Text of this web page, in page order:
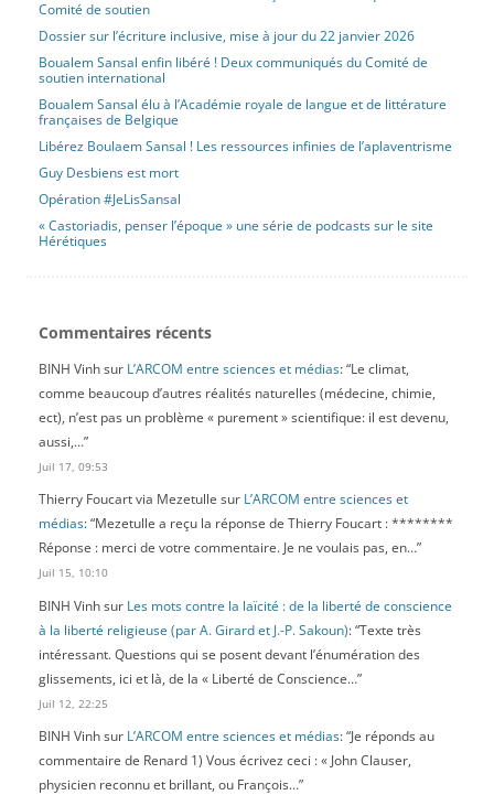
Comité de soutien
Dossier sur l’écriture inclusive, mise à jour du 22 janvier 2026
Boualem Sansal enfin libéré ! Deux communiqués du Comité de
soutien international
Boualem Sansal élu à l’Académie royale de langue et de littérature
françaises de Belgique
Libérez Boulaem Sansal ! Les ressources infinies de l’aplaventrisme
Guy Desbiens est mort
Opération #JeLisSansal
« Castoriadis, penser l’époque » une série de podcasts sur le site
Hérétiques
Commentaires récents
BINH Vinhsur L’ARCOM entre sciences et médias: “Le climat,
comme beaucoup d’autres réalités naturelles (médecine, chimie,
ect), n’est pas un problème « purement » scientifique: il est devenu,
aussi,…”
Juil 17, 09:53
Thierry Foucart via Mezetulle sur L’ARCOM entre sciences et
médias: “Mezetulle a reçu la réponse de Thierry Foucart : ********
Réponse : merci de votre commentaire. Je ne voulais pas, en…”
Juil 15, 10:10
BINH Vinhsur Les mots contre la laïcité : de la liberté de conscience
à la liberté religieuse (par A. Girard et J.-P. Sakoun): “Texte très
intéressant. Questions qui se posent devant l’énumération des
glissements, ici et là, de la « Liberté de Conscience…”
Juil 12, 22:25
BINH Vinhsur L’ARCOM entre sciences et médias: “Je réponds au
commentaire de Renard 1) Vous écrivez ceci : « John Clauser,
physicien reconnu et brillant, ou François…”